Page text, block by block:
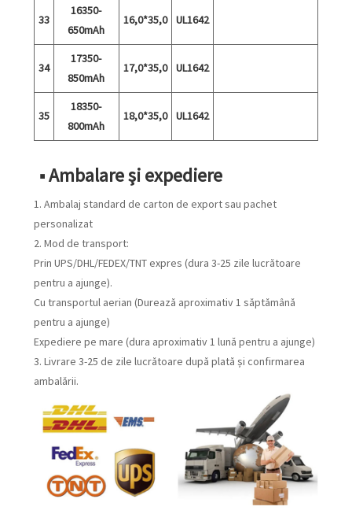
33
16350-
650mAh
16,0*35,0 UL1642
34
17350-
850mAh
17,0*35,0 UL1642
35
18350-
800mAh
18,0*35,0 UL1642
■ Ambalare și expediere
1. Ambalaj standard de carton de export sau pachet
personalizat
2. Mod de transport:
Prin UPS/DHL/FEDEX/TNT expres (dura 3-25 zile lucrătoare
pentru a ajunge).
Cu transportul aerian (Durează aproximativ 1 săptămână
pentru a ajunge)
Expediere pe mare (dura aproximativ 1 lună pentru a ajunge)
3. Livrare 3-25 de zile lucrătoare după plată și confirmarea
ambalării.